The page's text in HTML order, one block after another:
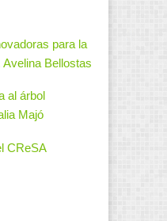
para la
Bellostas
al árbol
Majó
CReSA